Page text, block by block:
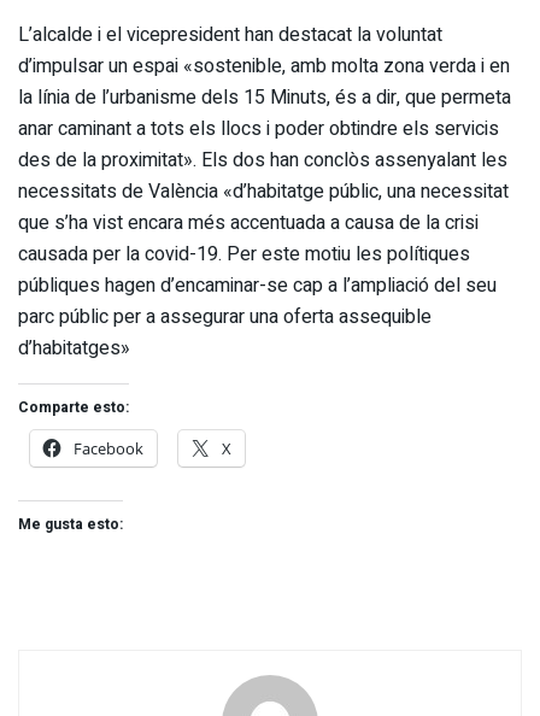
L’alcalde i el vicepresident han destacat la voluntat
d’impulsar un espai «sostenible, amb molta zona verda i en
la línia de l’urbanisme dels 15 Minuts, és a dir, que permeta
anar caminant a tots els llocs i poder obtindre els servicis
des de la proximitat». Els dos han conclòs assenyalant les
necessitats de València «d’habitatge públic, una necessitat
que s’ha vist encara més accentuada a causa de la crisi
causada per la covid-19. Per este motiu les polítiques
públiques hagen d’encaminar-se cap a l’ampliació del seu
parc públic per a assegurar una oferta assequible
d’habitatges»
Comparte esto:
Facebook
X
Me gusta esto: